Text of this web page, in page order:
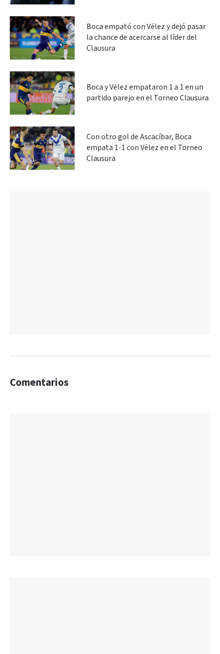
Boca empató con Vélez y dejó pasar
la chance de acercarse al líder del
Clausura
Boca y Vélez empataron 1 a 1 en un
partido parejo en el Torneo Clausura
Con otro gol de Ascacíbar, Boca
empata 1-1 con Vélez en el Torneo
Clausura
Comentarios